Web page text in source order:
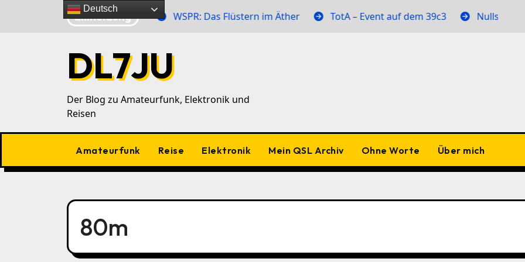
Eilmeldung
im 40‑m‑Band WSPR: Das Flüstern im Äther TotA – Event auf dem 39c3 Nullstellen im
DL7JU
Der Blog zu Amateurfunk, Elektronik und
Reisen
Amateurfunk Reise Elektronik Mein QSL Archiv Ohne Worte Über mich
80m
Deutsch